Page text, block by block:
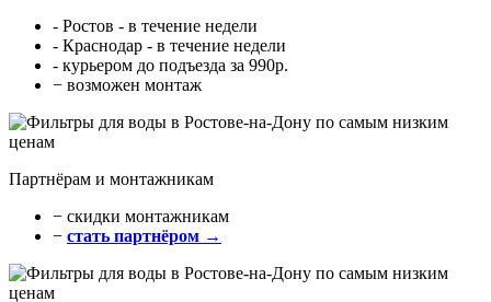
- Ростов - в течение недели
- Краснодар - в течение недели
- курьером до подъезда за 990р.
− возможен монтаж
Партнёрам и монтажникам
− cкидки монтажникам
− стать партнёром →